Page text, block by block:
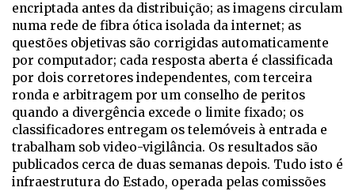
encriptada antes da distribuição; as imagens circulam
numa rede de fibra ótica isolada da internet; as
questões objetivas são corrigidas automaticamente
por computador; cada resposta aberta é classificada
por dois corretores independentes, com terceira
ronda e arbitragem por um conselho de peritos
quando a divergência excede o limite fixado; os
classificadores entregam os telemóveis à entrada e
trabalham sob video-vigilância. Os resultados são
publicados cerca de duas semanas depois. Tudo isto é
infraestrutura do Estado, operada pelas comissões